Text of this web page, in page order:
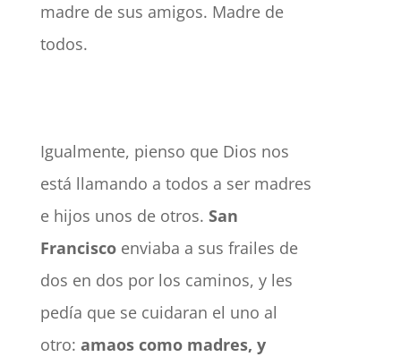
madre de sus amigos. Madre de
todos.
Igualmente, pienso que Dios nos
está llamando a todos a ser madres
e hijos unos de otros. San
Franciscoenviaba a sus frailes de
dos en dos por los caminos, y les
pedía que se cuidaran el uno al
otro: amaos como madres, y